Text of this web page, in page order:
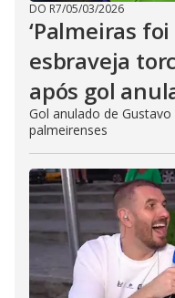
DO R7/05/03/2026
‘Palmeiras
esbraveja
após gol
Gol anulado de
palmeirenses